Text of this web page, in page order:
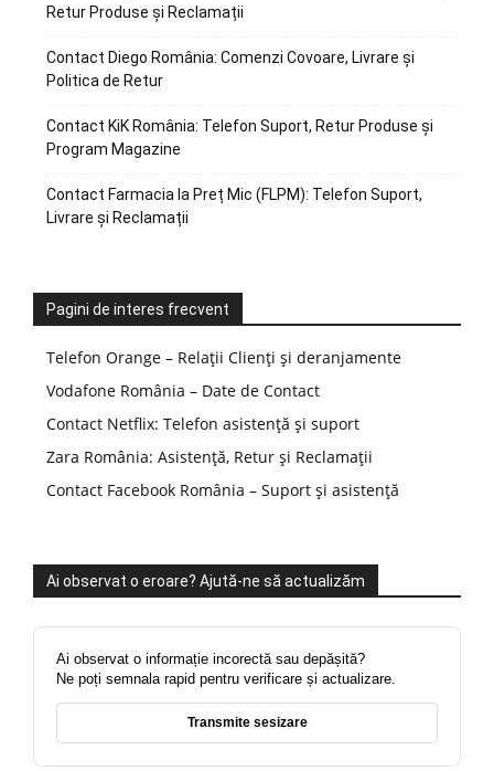
Retur Produse și Reclamații
Contact Diego România: Comenzi Covoare, Livrare și
Politica de Retur
Contact KiK România: Telefon Suport, Retur Produse și
Program Magazine
Contact Farmacia la Preț Mic (FLPM): Telefon Suport,
Livrare și Reclamații
Pagini de interes frecvent
Telefon Orange – Relații Clienți și deranjamente
Vodafone România – Date de Contact
Contact Netflix: Telefon asistență și suport
Zara România: Asistență, Retur și Reclamații
Contact Facebook România – Suport și asistență
Ai observat o eroare? Ajută-ne să actualizăm
Ai observat o informație incorectă sau depășită?
Ne poți semnala rapid pentru verificare și actualizare.
Transmite sesizare